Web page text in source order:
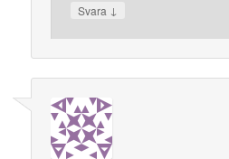
Svara ↓